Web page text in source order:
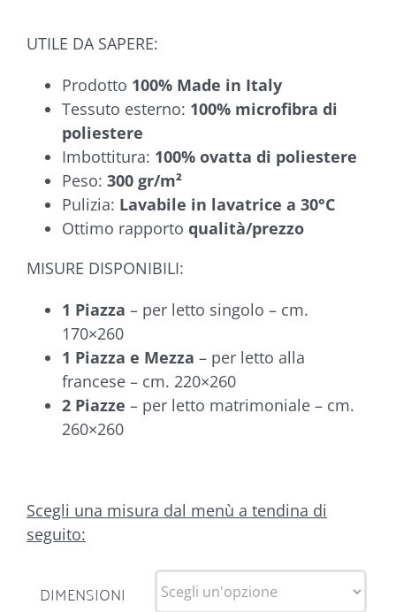
UTILE DA SAPERE:
Prodotto 100% Made in Italy
Tessuto esterno: 100% microfibra di
poliestere
Imbottitura: 100% ovatta di poliestere
Peso: 300 gr/m²
Pulizia: Lavabile in lavatrice a 30°C
Ottimo rapporto qualità/prezzo
MISURE DISPONIBILI:
1 Piazza – per letto singolo – cm.
170×260
1 Piazza e Mezza – per letto alla
francese – cm. 220×260
2 Piazze – per letto matrimoniale – cm.
260×260
Scegli una misura dal menù a tendina di
seguito:
DIMENSIONI